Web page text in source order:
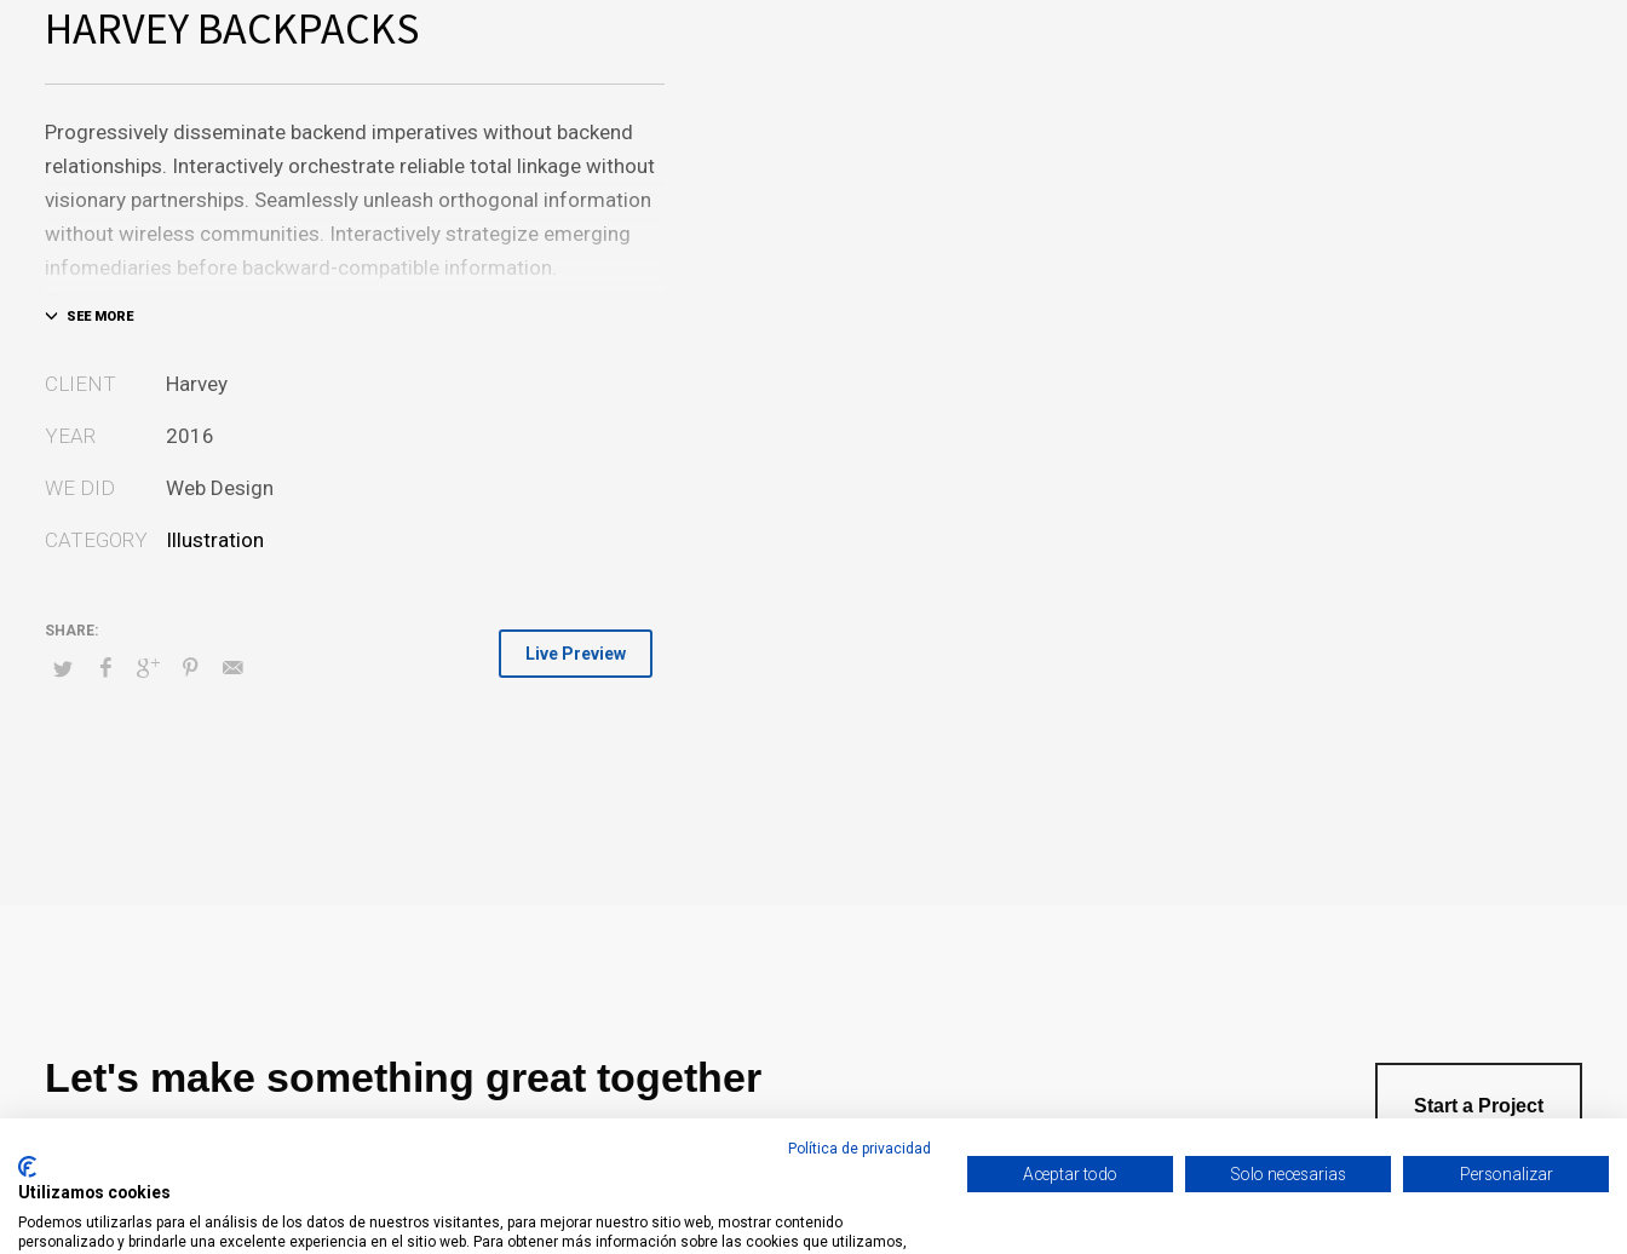
HARVEY BACKPACKS
Progressively disseminate backend imperatives without backend
relationships. Interactively orchestrate reliable total linkage without
visionary partnerships. Seamlessly unleash orthogonal information
without wireless communities. Interactively strategize emerging
infomediaries before backward-compatible information.
CLIENT
Harvey
YEAR 2016
WE DID Web Design
CATEGORY Illustration
Live Preview
Let's make something great together
Start a Project
Política de privacidad
Utilizamos cookies
Podemos utilizarlas para el análisis de los datos de nuestros visitantes, para mejorar nuestro sitio web, mostrar contenido
personalizado y brindarle una excelente experiencia en el sitio web. Para obtener más información sobre las cookies que utilizamos,
Aceptar todo Solo necesarias Personalizar